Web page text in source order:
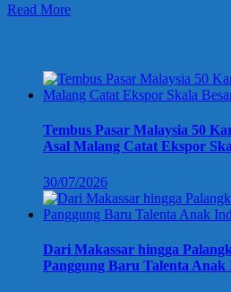
Read More
Tembus Pasar Malaysia 50
Asal Malang Catat Ekspor
30/07/2026
Dari Makassar hingga
Panggung Baru Talenta Anak